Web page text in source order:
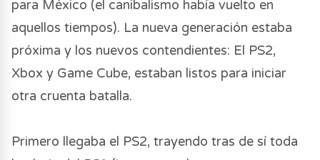
para México (el canibalismo había vuelto en
aquellos tiempos). La nueva generación estaba
próxima y los nuevos contendientes: El PS2,
Xbox y Game Cube, estaban listos para iniciar
otra cruenta batalla.
Primero llegaba el PS2, trayendo tras de sí toda